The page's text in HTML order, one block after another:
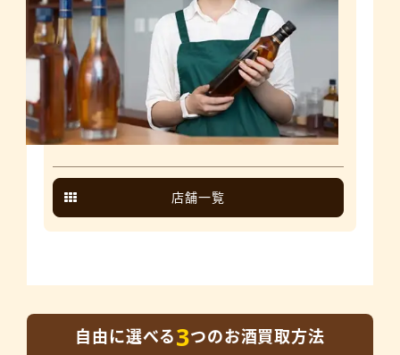
店舗一覧
自由に選べる3つのお酒買取方法